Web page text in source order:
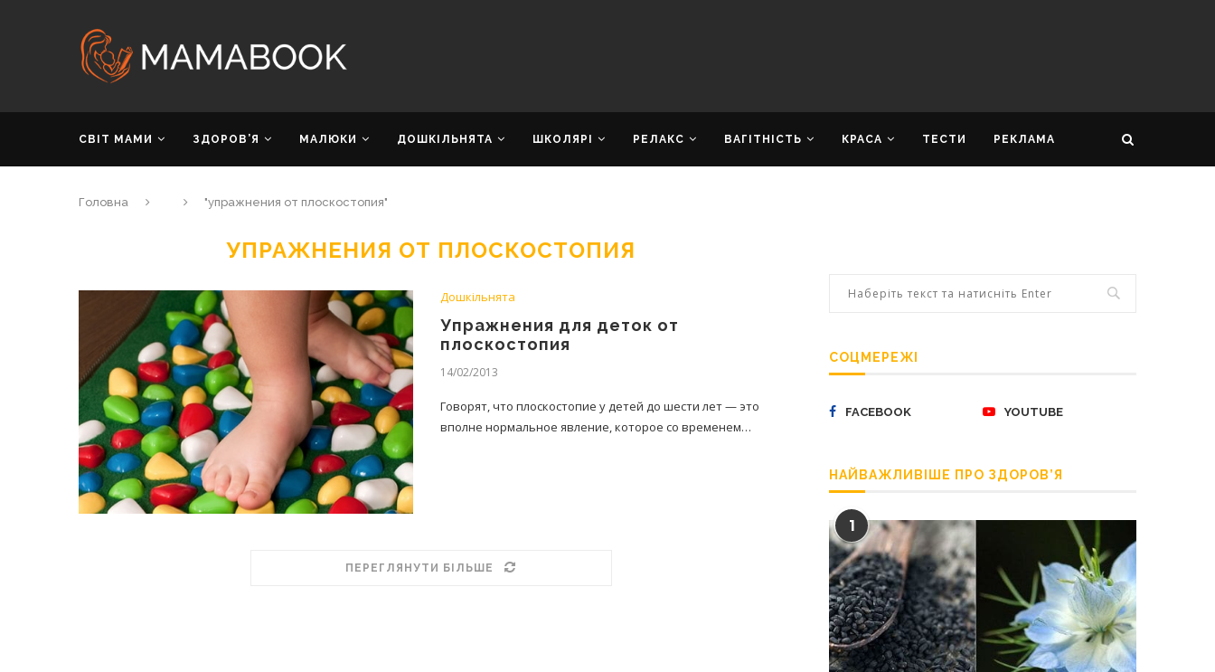
СВІТ МАМИ ЗДОРОВ’Я МАЛЮКИ ДОШКІЛЬНЯТА ШКОЛЯРІ РЕЛАКС ВАГІТНІСТЬ КРАСА ТЕСТИ РЕКЛАМА
Головна "упражнения от плоскостопия"
УПРАЖНЕНИЯ ОТ ПЛОСКОСТОПИЯ
Дошкільнята
Упражнения для деток от
плоскостопия
14/02/2013
Говорят, что плоскостопие у детей до шести лет — это
вполне нормальное явление, которое со временем…
ПЕРЕГЛЯНУТИ БІЛЬШЕ
СОЦМЕРЕЖІ
FACEBOOK YOUTUBE
НАЙВАЖЛИВІШЕ ПРО ЗДОРОВ’Я
1